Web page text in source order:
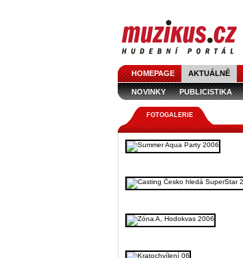
HOMEPAGE AKTUÁLNĚ
NOVINKY PUBLICISTIKA
FOTOGALERIE